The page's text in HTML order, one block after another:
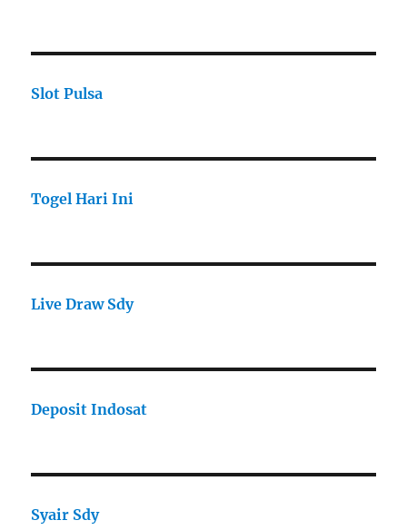
Slot Pulsa
Togel Hari Ini
Live Draw Sdy
Deposit Indosat
Syair Sdy